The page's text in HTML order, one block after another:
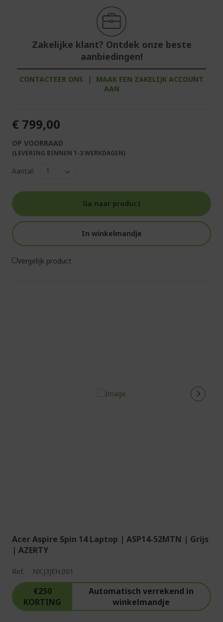
Zakelijke klant? Ontdek onze beste
aanbiedingen!
CONTACTEER ONS |
MAAK EEN ZAKELIJK ACCOUNT
AAN
€ 799,00
OP VOORRAAD
(LEVERING BINNEN 1-3 WERKDAGEN)
Aantal:
Ga naar product
In winkelmandje
Vergelijk product
Acer Aspire Spin 14 Laptop | ASP14-52MTN | Grijs
| AZERTY
Ref. NX.J3JEH.001
€250
KORTING
Automatisch verrekend in
winkelmandje